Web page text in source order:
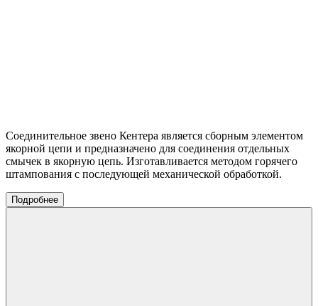
Соединительное звено Кентера является сборным элементом
якорной цепи и предназначено для соединения отдельных
смычек в якорную цепь. Изготавливается методом горячего
штампования с последующей механической обработкой.
Подробнее